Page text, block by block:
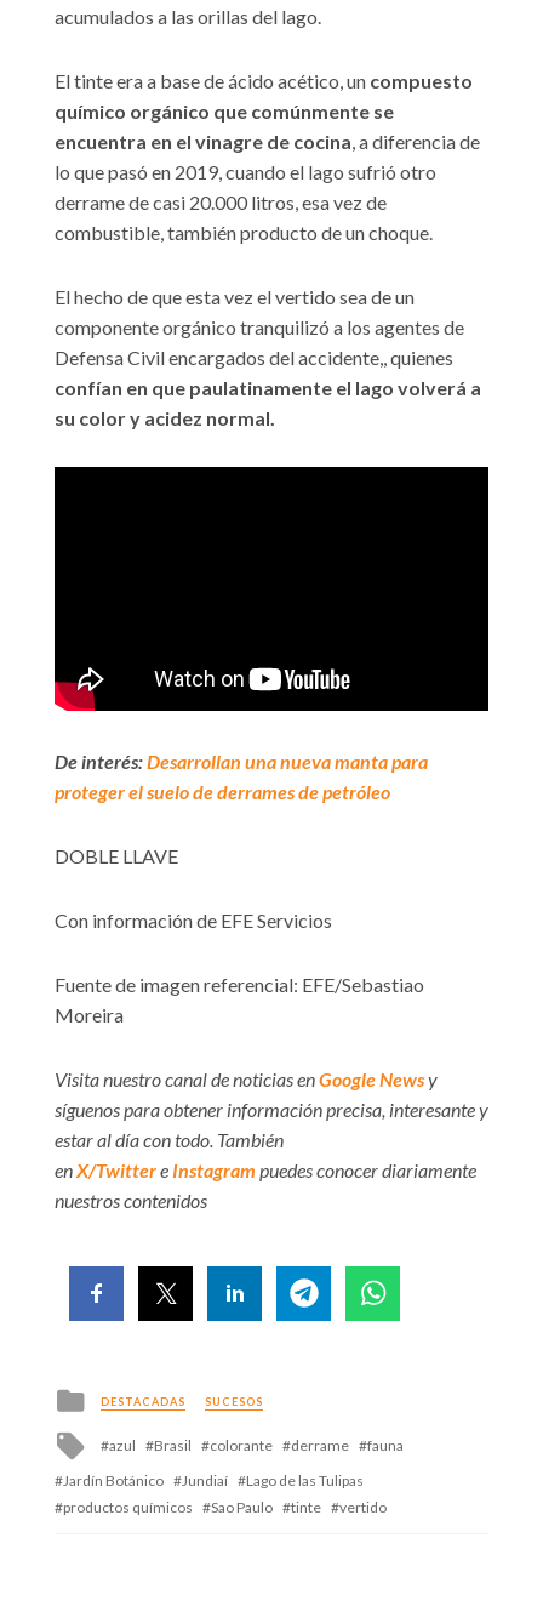
acumulados a las orillas del lago.
El tinte era a base de ácido acético, un compuesto
químico orgánico que comúnmente se
encuentra en el vinagre de cocina, a diferencia de
lo que pasó en 2019, cuando el lago sufrió otro
derrame de casi 20.000 litros, esa vez de
combustible, también producto de un choque.
El hecho de que esta vez el vertido sea de un
componente orgánico tranquilizó a los agentes de
Defensa Civil encargados del accidente,, quienes
confían en que paulatinamente el lago volverá a
su color y acidez normal.
De interés:Desarrollan una nueva manta para
proteger el suelo de derrames de petróleo
DOBLE LLAVE
Con información de EFE Servicios
Fuente de imagen referencial: EFE/Sebastiao
Moreira
Visita nuestro canal de noticias enGoogle Newsy
síguenos para obtener información precisa, interesante y
estar al día con todo. También
en X/Twittere Instagram puedes conocer diariamente
nuestros contenidos
Posted
in
DESTACADAS SUCESOS
Tagged
azul Brasil colorante derrame
fauna
Jardín Botánico
Jundiaí
Lago de las Tulipas
productos químicos
Sao Paulo tinte vertido